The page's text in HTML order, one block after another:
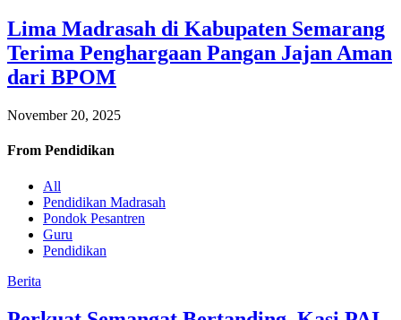
Lima Madrasah di Kabupaten Semarang
Terima Penghargaan Pangan Jajan Aman
dari BPOM
November 20, 2025
From Pendidikan
All
Pendidikan Madrasah
Pondok Pesantren
Guru
Pendidikan
Berita